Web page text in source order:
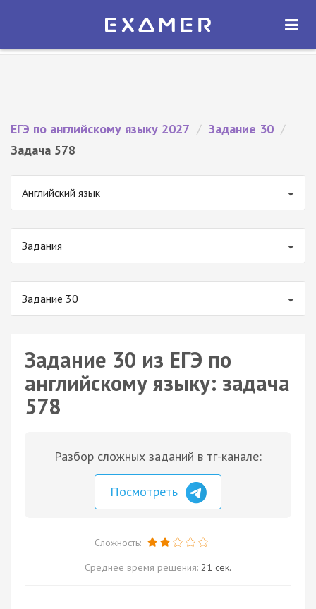
Экзамер — ЕГЭ 2027
ОТКРЫТЬ
ЕГЭ по английскому языку 2027 / Задание 30 /
Задача 578
Английский язык
Задания
Задание 30
Задание 30 из ЕГЭ по
английскому языку: задача
578
Разбор сложных заданий в тг-канале:
Посмотреть
Сложность:
Среднее время решения: 21 сек.